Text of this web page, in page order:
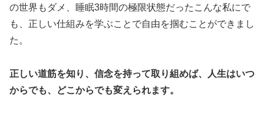
の世界もダメ、睡眠3時間の極限状態だったこんな私にで
も、正しい仕組みを学ぶことで自由を掴むことができまし
た。
正しい道筋を知り、信念を持って取り組めば、人生はいつ
からでも、どこからでも変えられます。